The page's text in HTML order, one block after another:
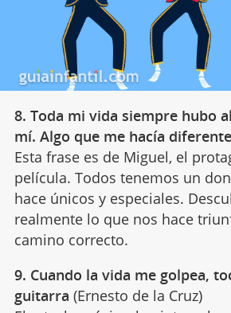
8. Toda mi vida siempre hubo
mí. Algo que me hacía diferente
Esta frase es de Miguel, el
película. Todos tenemos un
hace únicos y especiales.
realmente lo que nos hace
camino correcto.
9. Cuando la vida me golpea,
guitarra (Ernesto de la Cruz)